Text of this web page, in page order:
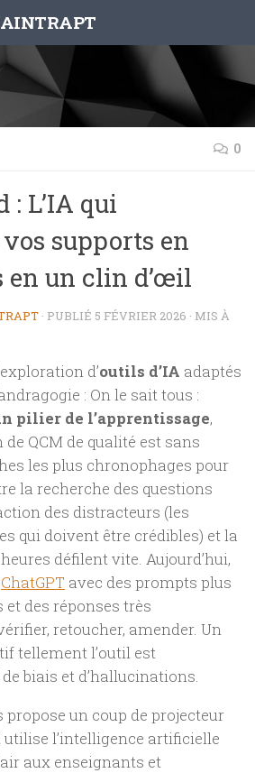
0
: L’IA qui
supports en
en un clin d’œil
· PUBLIÉ 5 FÉVRIER 2026 · MIS À
d’outils d’IA adaptés
: On le sait tous :
pilier de l’apprentissage,
QCM de qualité est sans
les plus chronophages pour
la recherche des questions
des distracteurs (les
qui doivent être crédibles) et la
défilent vite. Aujourd’hui,
ChatGPT avec des prompts plus
des réponses très
retoucher, amender. Un
tellement l’outil est
biais et d’hallucinations.
propose un coup de projecteur
utilise l’intelligence artificielle
aux enseignants et